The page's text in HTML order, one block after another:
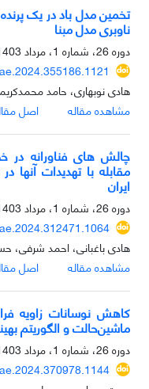
تخمین مدل باد در یک
ناوبری مدل مبنا
دوره 26، شماره 1، مرداد 1403، صفحه
هادی نوبهاری، حامد
مشاهده مقاله
اصل
چالش های فناورانه در
مقابله با تهدیدات
ایران
دوره 26، شماره 1، مرداد 1403، صفحه
هادی باغبانی، احمد شرفی،
مشاهده مقاله
اصل
کاهش نوسانات زاویه
ماشین‌حالت و الگوریتم
دوره 26، شماره 1، مرداد 1403، صفحه